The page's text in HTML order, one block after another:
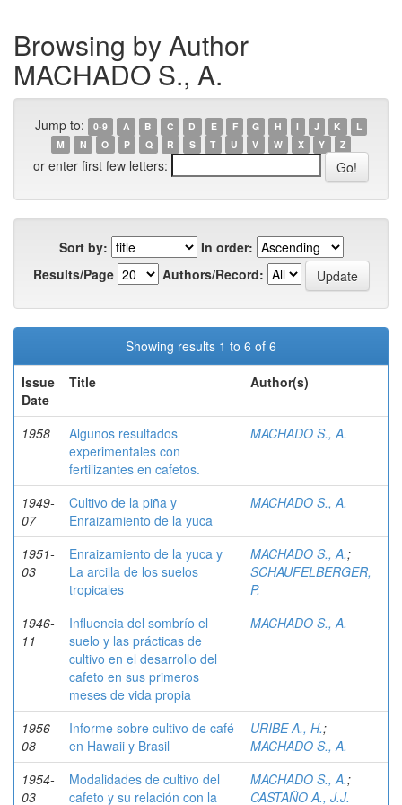
Browsing by Author
MACHADO S., A.
Jump to: 0-9 A B C D E F G H I J K
L
M
N O P Q R S T U V W X Y Z
or enter first few letters:
Sort by:
In order:
Results/Page
Authors/Record:
Showing results 1 to 6 of 6
Issue
Date
Title Author(s)
1958
Algunos resultados
experimentales con
fertilizantes en cafetos.
MACHADO S., A.
1949-
07
Cultivo de la piña y
Enraizamiento de la yuca
MACHADO S., A.
1951-
03
Enraizamiento de la yuca y
La arcilla de los suelos
tropicales
MACHADO S., A.;
SCHAUFELBERGER,
P.
1946-
11
Influencia del sombrío el
suelo y las prácticas de
cultivo en el desarrollo del
cafeto en sus primeros
meses de vida propia
MACHADO S., A.
1956-
08
Informe sobre cultivo de café
en Hawaii y Brasil
URIBE A., H.;
MACHADO S., A.
1954-
03
Modalidades de cultivo del
cafeto y su relación con la
MACHADO S., A.;
CASTAÑO A., J.J.